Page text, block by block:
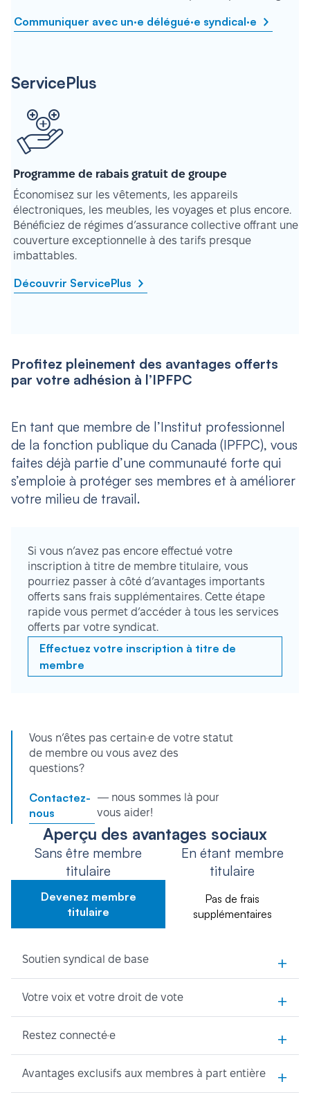
Communiquer avec un·e délégué·e syndical·e
ServicePlus
Programme de rabais gratuit de groupe
Économisez sur les vêtements, les appareils
électroniques, les meubles, les voyages et plus encore.
Bénéficiez de régimes d’assurance collective offrant une
couverture exceptionnelle à des tarifs presque
imbattables.
Découvrir ServicePlus
Profitez pleinement des avantages offerts
par votre adhésion à l’IPFPC
En tant que membre de l’Institut professionnel
de la fonction publique du Canada (IPFPC), vous
faites déjà partie d’une communauté forte qui
s’emploie à protéger ses membres et à améliorer
votre milieu de travail.
Si vous n’avez pas encore effectué votre
inscription à titre de membre titulaire, vous
pourriez passer à côté d’avantages importants
offerts sans frais supplémentaires. Cette étape
rapide vous permet d’accéder à tous les services
offerts par votre syndicat.
Effectuez votre inscription à titre de
membre
Vous n’êtes pas certain·e de votre statut
de membre ou vous avez des
questions?
Contactez-
nous
— nous sommes là pour
vous aider!
Aperçu des avantages sociaux
Sans être membre
titulaire
Devenez membre
titulaire
En étant membre
titulaire
Pas de frais
supplémentaires
Soutien syndical de base +
Votre voix et votre droit de vote +
Restez connecté·e +
Avantages exclusifs aux membres à part entière +